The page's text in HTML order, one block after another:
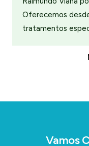
Oferecemos
tratamentos
Vamos